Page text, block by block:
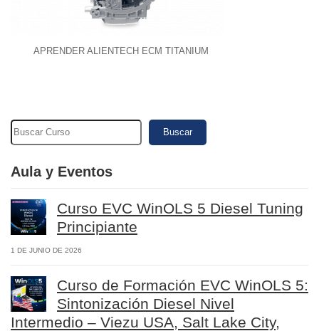
APRENDER ALIENTECH ECM TITANIUM
Buscar
Aula y Eventos
Curso EVC WinOLS 5 Diesel Tuning
Principiante
1 DE JUNIO DE 2026
Curso de Formación EVC WinOLS 5:
Sintonización Diesel Nivel
Intermedio – Viezu USA, Salt Lake City,